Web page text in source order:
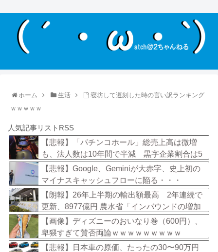
ホーム 生活
寝坊して遅刻した時の言い訳ランキング
ｗｗｗｗｗ
人気記事リストRSS
【悲報】「パチンコホール」総売上高は微増
も、法人数は10年間で半減 黒字企業割合は5
年ぶりに7割超え
【悲報】Google、Geminiが大赤字、史上初の
マイナスキャッシュフローに陥る・・・
【朗報】26年上半期の輸出額最高 2年連続で
更新、8977億円 農水省「インバウンドの増加
に伴い、日本食の認知度が向上」
【画像】ディズニーのおいなり巻（600円）、
卑猥すぎて賛否両論ｗｗｗｗｗｗｗｗｗ
【悲報】日本車の原価、たったの30〜90万円